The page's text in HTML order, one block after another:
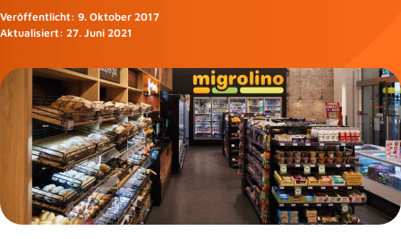
Veröffentlicht: 9. Oktober 2017
Aktualisiert: 27. Juni 2021